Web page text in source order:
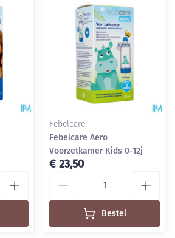
Febelcare
Febelcare Aero
Voorzetkamer Kids 0-12j
€ 23,50
Bestel